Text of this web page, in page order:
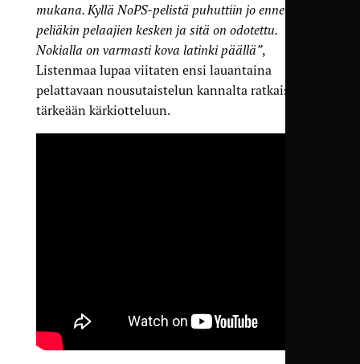
mukana. Kyllä NoPS-pelistä puhuttiin jo ennen PJK-
peliäkin pelaajien kesken ja sitä on odotettu.
Nokialla on varmasti kova latinki päällä”,
Listenmaa lupaa viitaten ensi lauantaina
pelattavaan nousutaistelun kannalta ratkaisevan
tärkeään kärkiotteluun.